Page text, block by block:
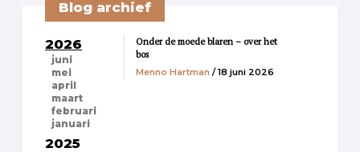
Blog archief
2026
juni
mei
april
maart
februari
januari
2025
Onder de moede blaren – over het
bos
Menno Hartman / 18 juni 2026